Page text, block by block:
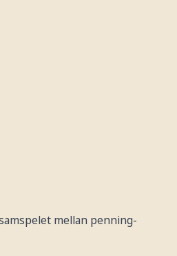
mellan penning-